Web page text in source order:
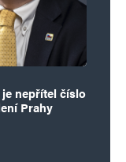
je nepřítel číslo
Prahy